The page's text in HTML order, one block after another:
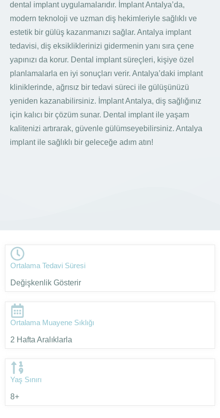
dental implant uygulamalarıdır. İmplant Antalya’da,
modern teknoloji ve uzman diş hekimleriyle sağlıklı ve
estetik bir gülüş kazanmanızı sağlar. Antalya implant
tedavisi, diş eksikliklerinizi gidermenin yanı sıra çene
yapınızı da korur. Dental implant süreçleri, kişiye özel
planlamalarla en iyi sonuçları verir. Antalya’daki implant
kliniklerinde, ağrısız bir tedavi süreci ile gülüşünüzü
yeniden kazanabilirsiniz. İmplant Antalya, diş sağlığınız
için kalıcı bir çözüm sunar. Dental implant ile yaşam
kalitenizi artırarak, güvenle gülümseyebilirsiniz. Antalya
implant ile sağlıklı bir geleceğe adım atın!
Ortalama Tedavi Süresi
Değişkenlik Gösterir
Ortalama Muayene Sıklığı
2 Hafta Aralıklarla
Yaş Sınırı
8+